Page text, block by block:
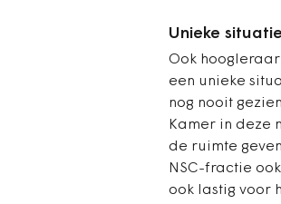
Unieke situatie
Ook
een unieke
nog nooit
Kamer in deze
de ruimte
NSC-fractie
ook lastig voor